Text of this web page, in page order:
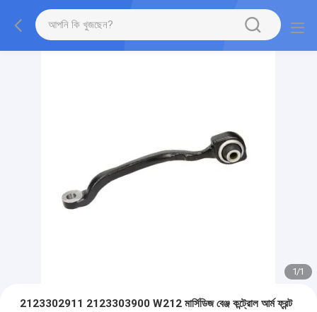
1/1
2123302911 2123303900 W212 মার্সিডিজ বেঞ্জ কন্ট্রোল আর্ম ফ্রন্ট